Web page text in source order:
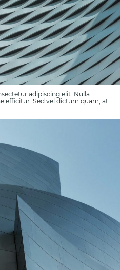
adipiscing elit. Nulla
efficitur. Sed vel dictum quam, at